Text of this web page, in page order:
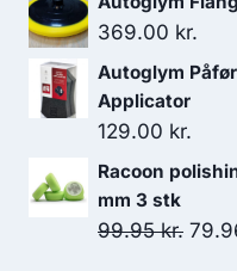
369.00 kr.
Autoglym
Applicator
129.00 kr.
Racoon
mm 3 stk
99.95kr. Den